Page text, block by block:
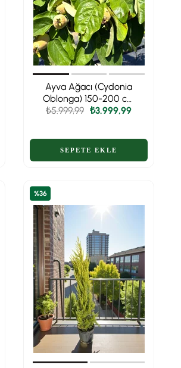
Ayva Ağacı (Cydonia
Oblonga) 150-200 cm
– Bahçenizin Altın
₺3.999,99
₺5.999,99
%36